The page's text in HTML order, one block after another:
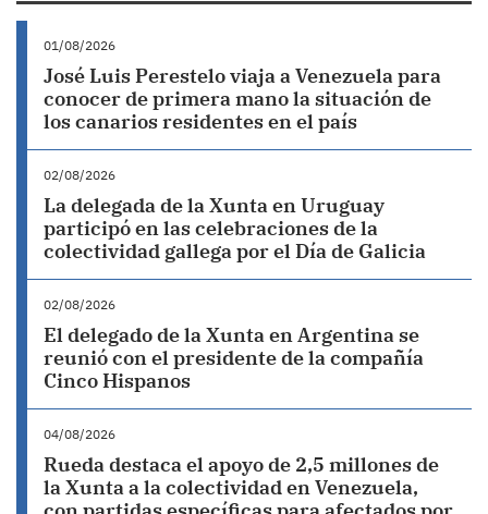
01/08/2026
José Luis Perestelo viaja a Venezuela para
conocer de primera mano la situación de
los canarios residentes en el país
02/08/2026
La delegada de la Xunta en Uruguay
participó en las celebraciones de la
colectividad gallega por el Día de Galicia
02/08/2026
El delegado de la Xunta en Argentina se
reunió con el presidente de la compañía
Cinco Hispanos
04/08/2026
Rueda destaca el apoyo de 2,5 millones de
la Xunta a la colectividad en Venezuela,